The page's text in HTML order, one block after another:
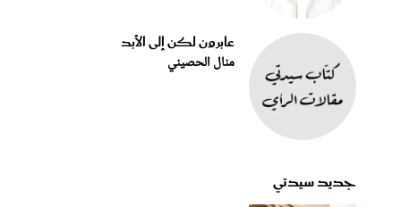
عابرون لكن إلى الأبد
منال الحصيني
جديد سيدتي